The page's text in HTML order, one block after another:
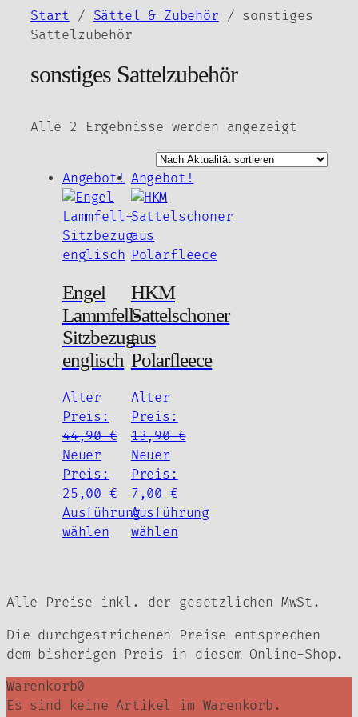
Inhalt
Start / Sättel & Zubehör / sonstiges
Sattelzubehör
sonstiges Sattelzubehör
Alle 2 Ergebnisse werden angezeigtNach
Angebot!
Engel
Lammfell-
Sitzbezug
englisch
Alter
Preis:
44,90€
Ursprünglicher
Preis
war:
44,90 €
Neuer
Preis:
25,00 €Aktueller
Preis
ist:
Ausführung
wählenDieses
Varianten
auf.
Die
auf
Angebot!
HKM
Sattelschoner
aus
Polarfleece
Alter
Preis:
13,90€
Ursprünglicher
Preis
war:
13,90 €
Neuer
Preis:
7,00 €Aktueller
Preis
ist:
Ausführung
wählenDieses
Varianten
auf.
Die
auf
Alle Preise inkl. der gesetzlichen MwSt.
Die durchgestrichenen Preise entsprechen
dem bisherigen Preis in diesem Online-Shop.
Warenkorb0
Es sind keine Artikel im Warenkorb.